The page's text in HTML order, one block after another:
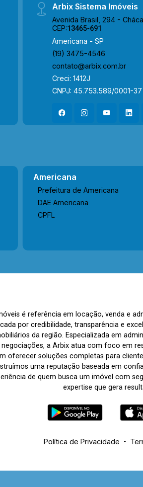
Arbix Sistema Imóveis
Avenida Brasil, 294 -
CEP:13465-691
Americana - SP
(19) 3475-4546
contato@arbix.com.br
Creci: 1412J
CNPJ: 45.753.589/0001-37
Americana
Prefeitura de Americana
DAE Americana
CPFL
é referência em locação, venda e
por credibilidade, transparência e
da região. Especializada em
a Arbix atua com foco em
oferecer soluções completas para
uma reputação baseada em
de quem busca um imóvel com
expertise que gera
Política de Privacidade -